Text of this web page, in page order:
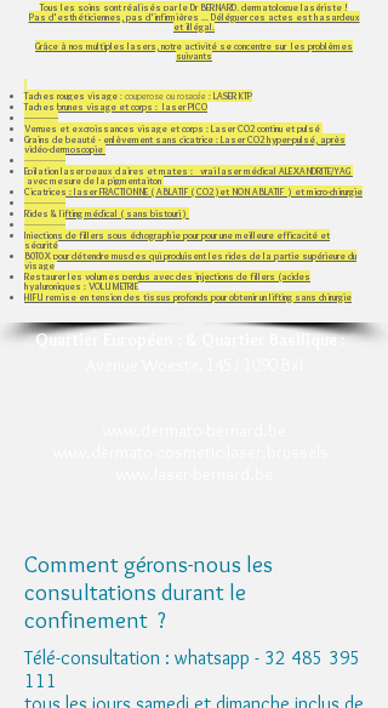
Tous les soins sont réalisés par le Dr BERNARD, dermatologue lasériste !
Pas d'esthéticiennes, pas d'infirmières ... Déléguer ces actes est hasardeux
et illégal.
Grâce à nos multiples lasers, notre activité se concentre sur les problèmes
suivants
Taches rouges visage : couperose ou rosacée : LASER KTP
Taches brunes visage et corps : laser PICO
--------------​
Verrues et excroissances visage et corps : Laser CO2 continu et pulsé
Grains de beauté - enlèvement sans cicatrice : Laser CO2 hyper-pulsé, après
vidéo-dermoscopie
-----------------
Epilation laser peaux claires et mates : vrai laser médical ALEXANDRITE/YAG
avec mesure de la pigmentaiton
Cicatrices : laser FRACTIONNE ( ABLATIF ( CO2 )et NON ABLATIF ) et micro-chirurgie
-----------------
Rides & lifting médical ( sans bistouri )
-----------------
Injections de fillers sous échographie pour pour une meilleure efficacité et
sécurité
B0T0X pour détendre muscles qui produisent les rides de la partie supérieure du
visage
Restaurer les volumes perdus avec des injections de fillers (acides
hyaluroniques​ : VOLUMETRIE
HIFU remise en tension des tissus profonds pour obtenir un lifting sans chirurgie
Quartier Européen & Quartier Basilique:
Comment gérons-nous les
consultations durant le
confinement ?
Télé-consultation : whatsapp - 32 485 395
111